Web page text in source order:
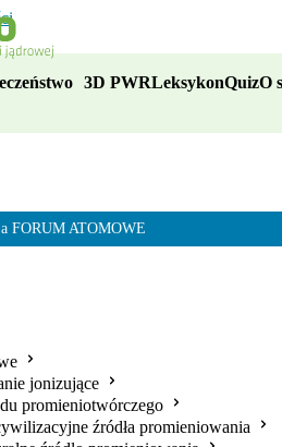
3D PWRLeksykonQuizO
jonizujące
promieniotwórczego
źródła promieniowania
FORUM ATOMOWE